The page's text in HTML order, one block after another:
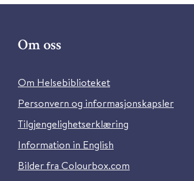
Om oss
Om Helsebiblioteket
Personvern og informasjonskapsler
Tilgjengelighetserklæring
Information in English
Bilder fra Colourbox.com